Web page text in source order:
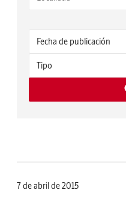
7 de abril de 2015